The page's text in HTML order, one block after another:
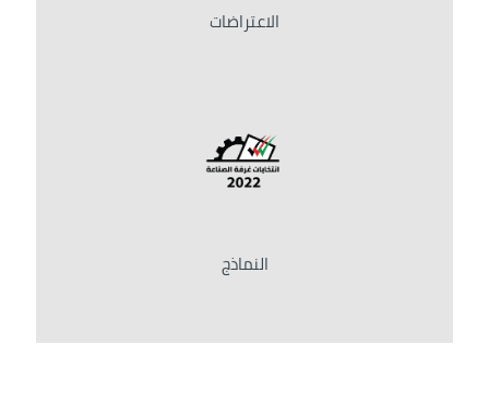
الاعتراضات
النماذج